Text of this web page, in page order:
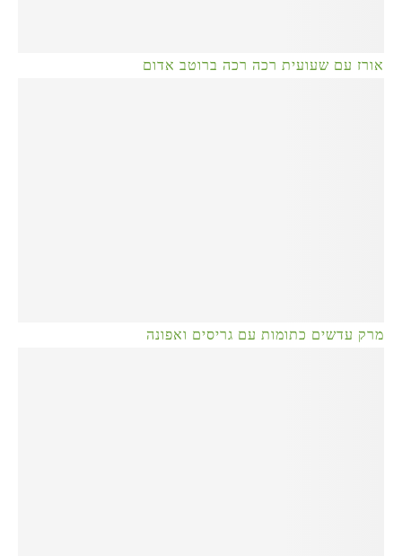
אורז עם שעועית רכה רכה ברוטב אדום
מרק עדשים כתומות עם גריסים ואפונה